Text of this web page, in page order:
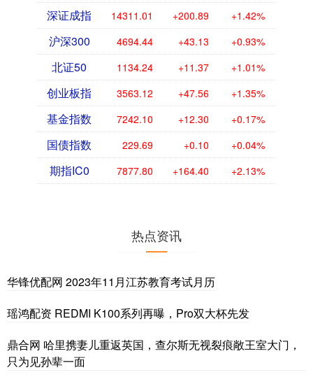
深证成指 14311.01 +200.89 +1.42%
沪深300 4694.44 +43.13 +0.93%
北证50 1134.24 +11.37 +1.01%
创业板指 3563.12 +47.56 +1.35%
基金指数 7242.10 +12.30 +0.17%
国债指数 229.69 +0.10 +0.04%
期指IC0 7877.80 +164.40 +2.13%
热点资讯
华锋优配网 2023年11月江苏教育考试月历
瑶鸿配资 REDMI K100系列再曝，Pro双大杯先发
鼎合网 哈里携妻儿重返英国，查尔斯无视裂痕敞王室大门，
只为见孙辈一面